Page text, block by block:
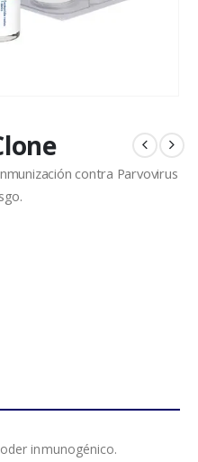
contra Parvovirus
inmunogénico.